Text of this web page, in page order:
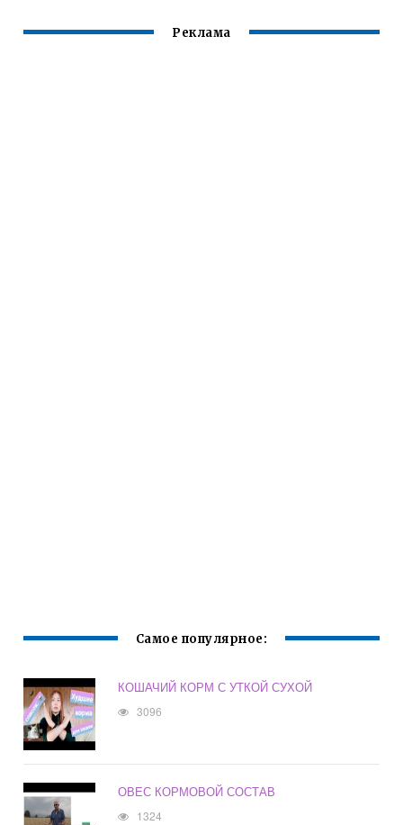
Реклама
Самое популярное:
КОШАЧИЙ КОРМ С УТКОЙ СУХОЙ
3096
ОВЕС КОРМОВОЙ СОСТАВ
1324